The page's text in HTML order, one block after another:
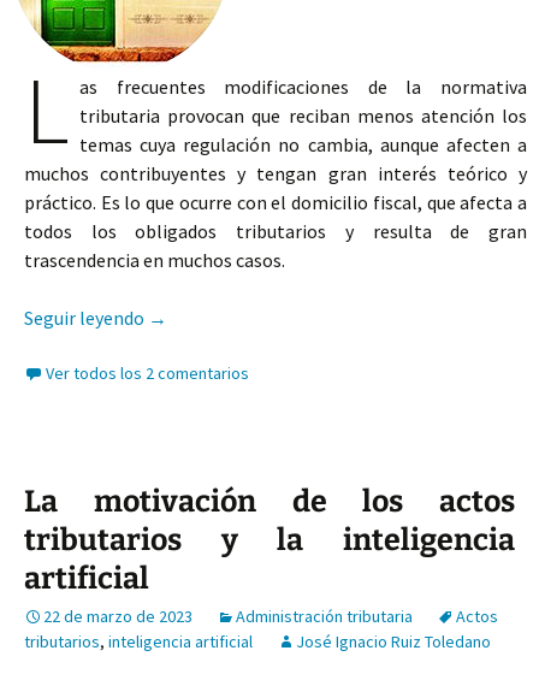
L as frecuentes modificaciones de la normativa
tributaria provocan que reciban menos atención los
temas cuya regulación no cambia, aunque afecten a
muchos contribuyentes y tengan gran interés teórico y
práctico. Es lo que ocurre con el domicilio fiscal, que afecta a
todos los obligados tributarios y resulta de gran
trascendencia en muchos casos.
Seguir leyendo El domicilio fiscal
→
Ver todos los 2 comentarios
La motivación de los actos
tributarios y la inteligencia
artificial
22 de marzo de 2023 Administración tributaria
Actos
tributarios, inteligencia artificial José Ignacio Ruiz Toledano